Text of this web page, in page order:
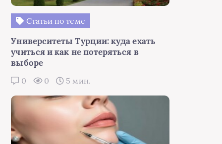
Статьи по теме
Университеты Турции: куда ехать
учиться и как не потеряться в
выборе
0 0 5 мин.